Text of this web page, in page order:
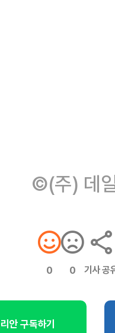
©(주) 데
0 0 기사 공
안 구독하기